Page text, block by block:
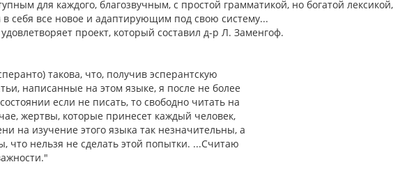
для каждого, благозвучным, с простой грамматикой, но богатой лексикой,
себя все новое и адаптирующим под свою систему...
проект, который составил д-р Л. Заменгоф.
такова, что, получив эсперантскую
написанные на этом языке, я после не более
если не писать, то свободно читать на
жертвы, которые принесет каждый человек,
на изучение этого языка так незначительны, а
что нельзя не сделать этой попытки. ...Считаю